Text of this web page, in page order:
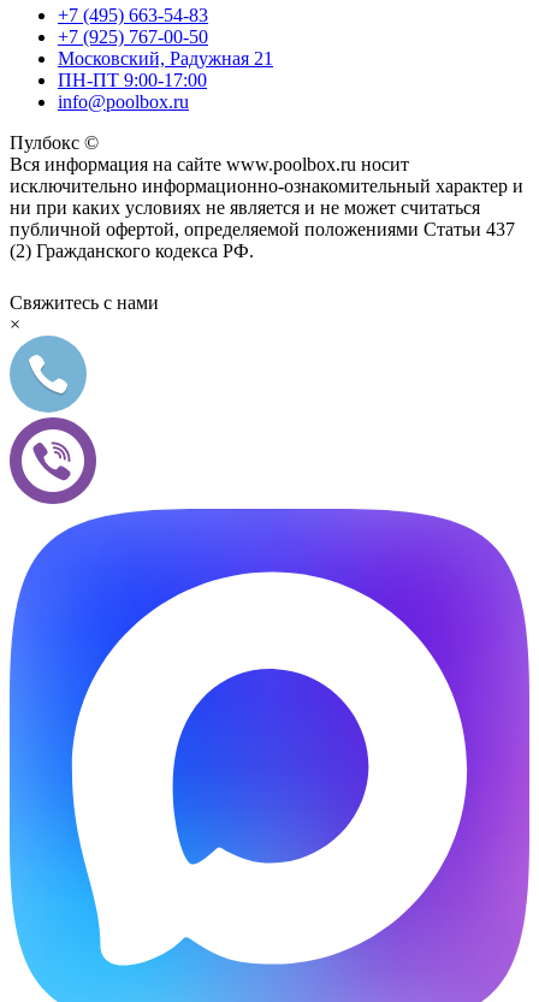
+7 (495) 663-54-83
+7 (925) 767-00-50
Московский, Радужная 21
ПН-ПТ 9:00-17:00
info@poolbox.ru
Пулбокс ©
Вся информация на сайте www.poolbox.ru носит
исключительно информационно-ознакомительный характер и
ни при каких условиях не является и не может считаться
публичной офертой, определяемой положениями Статьи 437
(2) Гражданского кодекса РФ.
Свяжитесь с нами
×